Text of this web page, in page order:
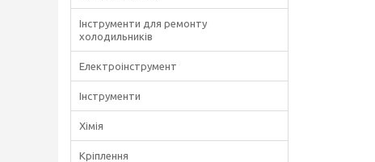
Інструменти для ремонту
холодильників
Електроінструмент
Інструменти
Хімія
Кріплення